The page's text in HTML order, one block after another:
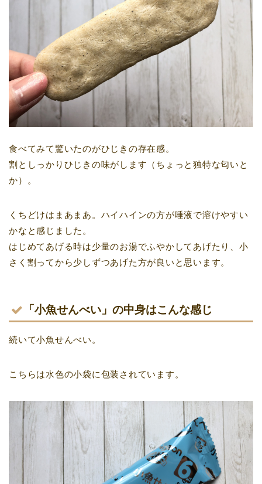
食べてみて驚いたのがひじきの存在感。
割としっかりひじきの味がします（ちょっと独特な匂いと
か）。
くちどけはまあまあ。ハイハインの方が唾液で溶けやすい
かなと感じました。
はじめてあげる時は少量のお湯でふやかしてあげたり、小
さく割ってから少しずつあげた方が良いと思います。
「小魚せんべい」の中身はこんな感じ
続いて小魚せんべい。
こちらは水色の小袋に包装されています。